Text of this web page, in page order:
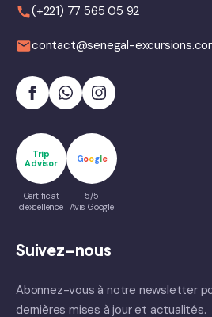
(+221) 77 565 05 92
contact@senegal-
Trip
Advisor
Certificat
d'excellence
Google
5/5
Avis Google
Suivez-nous
Abonnez-vous à notre newsletter
dernières mises à jour et actualités.